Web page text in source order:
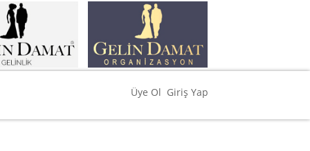
Üye Ol Giriş Yap